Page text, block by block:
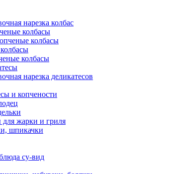
нарезка колбас
колбасы
колбасы
колбасы
нарезка деликатесов
и копчености
для жарки и гриля
шпикачки
су-вид